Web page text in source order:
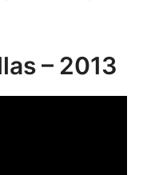
– 2013